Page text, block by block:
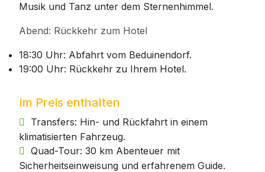
Musik und Tanz unter dem Sternenhimmel.
Abend: Rückkehr zum Hotel
18:30 Uhr: Abfahrt vom Beduinendorf.
19:00 Uhr: Rückkehr zu Ihrem Hotel.
Im Preis enthalten
Transfers: Hin- und Rückfahrt in einem
klimatisierten Fahrzeug.
Quad-Tour: 30 km Abenteuer mit
Sicherheitseinweisung und erfahrenem Guide.